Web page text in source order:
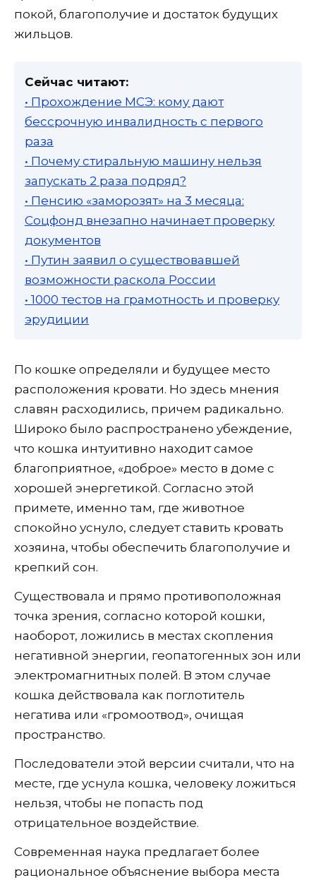
покой, благополучие и достаток будущих
жильцов.
Сейчас читают:
• Прохождение МСЭ: кому дают
бессрочную инвалидность с первого
раза
• Почему стиральную машину нельзя
запускать 2 раза подряд?
• Пенсию «заморозят» на 3 месяца:
Соцфонд внезапно начинает проверку
документов
• Путин заявил о существовавшей
возможности раскола России
• 1000 тестов на грамотность и проверку
эрудиции
По кошке определяли и будущее место
расположения кровати. Но здесь мнения
славян расходились, причем радикально.
Широко было распространено убеждение,
что кошка интуитивно находит самое
благоприятное, «доброе» место в доме с
хорошей энергетикой. Согласно этой
примете, именно там, где животное
спокойно уснуло, следует ставить кровать
хозяина, чтобы обеспечить благополучие и
крепкий сон.
Существовала и прямо противоположная
точка зрения, согласно которой кошки,
наоборот, ложились в местах скопления
негативной энергии, геопатогенных зон или
электромагнитных полей. В этом случае
кошка действовала как поглотитель
негатива или «громоотвод», очищая
пространство.
Последователи этой версии считали, что на
месте, где уснула кошка, человеку ложиться
нельзя, чтобы не попасть под
отрицательное воздействие.
Современная наука предлагает более
рациональное объяснение выбора места